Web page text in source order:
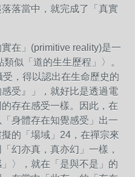
落當中，就完成了「真實
在」(primitive reality)是一
似「道的生生歷程」〉。
，得以認出在生命歷史的
受』」，就好比是透過電
存在感受一樣。因此，在
身體存在知覺感受」出一
的「場域」 24 ，在禪宗來
幻亦真，真亦幻」一樣，
〉，就在「是與不是」的